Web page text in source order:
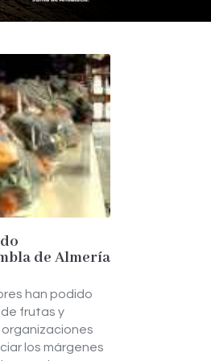
de Almería
han podido
de frutas y
los márgenes